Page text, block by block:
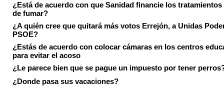
¿Está de acuerdo con que Sanidad financie los tratamientos
de fumar?
¿A quién cree que quitará más votos Errejón, a Unidas
PSOE?
¿Estás de acuerdo con colocar cámaras en los centros
para evitar el acoso
¿Le parece bien que se pague un impuesto por tener
¿Donde pasa sus vacaciones?